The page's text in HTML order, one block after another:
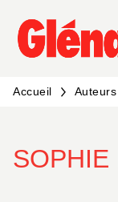
MENU
PIED DE PAGE
Accueil Auteurs
SOPHIE